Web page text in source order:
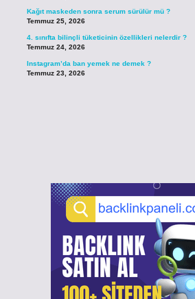
Kağıt maskeden sonra serum sürülür mü ?
Temmuz 25, 2026
4. sınıfta bilinçli tüketicinin özellikleri nelerdir ?
Temmuz 24, 2026
Instagram’da ban yemek ne demek ?
Temmuz 23, 2026